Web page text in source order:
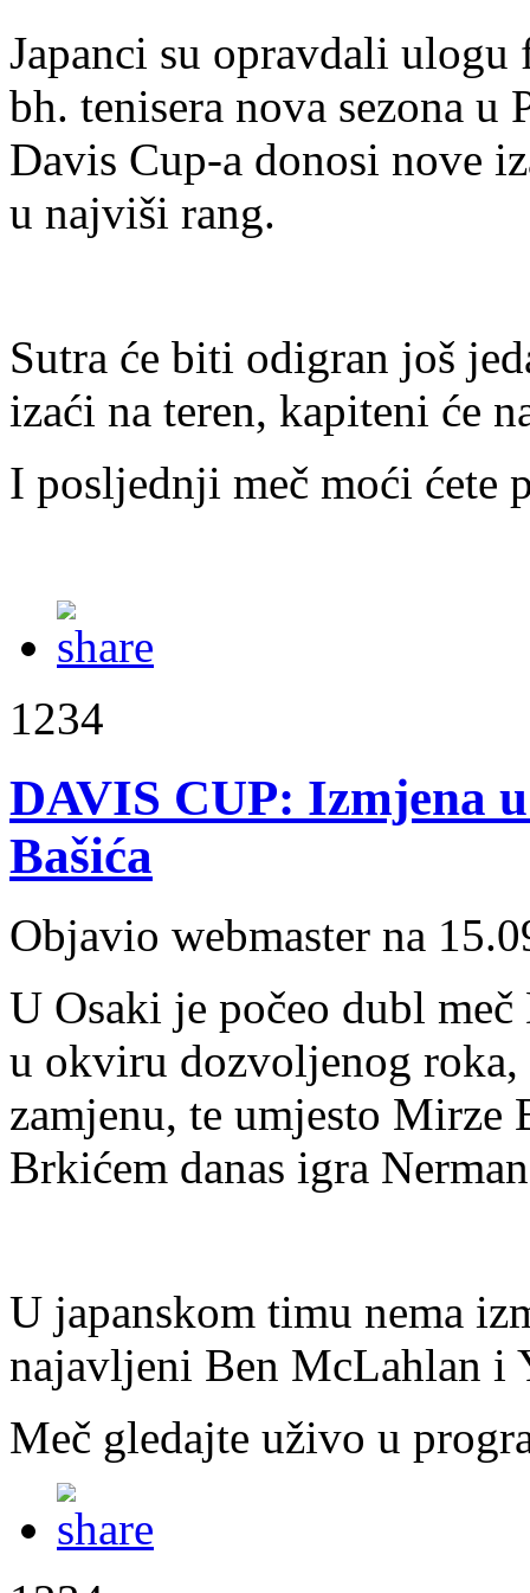
Japanci su opravdali ulogu
bh. tenisera nova sezona
Davis Cup-a donosi nove
u najviši rang.
Sutra će biti odigran još
izaći na teren, kapiteni će
I posljednji meč moći ćete
1234
DAVIS CUP: Izmjena
Bašića
Objavio webmaster na
U Osaki je počeo dubl
u okviru dozvoljenog
zamjenu, te umjesto Mirze
Brkićem danas igra
U japanskom timu nema
najavljeni Ben McLahlan i
Meč gledajte uživo u